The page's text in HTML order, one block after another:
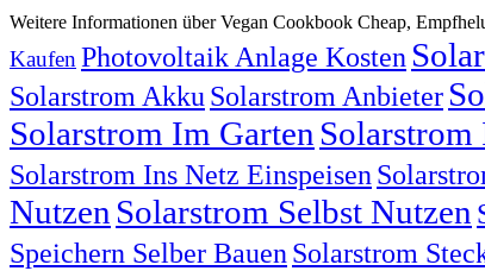
Weitere Informationen über Vegan Cookbook Cheap,
Kaufen Photovoltaik Anlage Kosten
Solarstrom Akku Solarstrom Anbieter
Solarstrom Im Garten
Solarstrom Ins Netz Einspeisen
Nutzen Solarstrom Selbst Nutzen
Speichern Selber Bauen Solarstrom